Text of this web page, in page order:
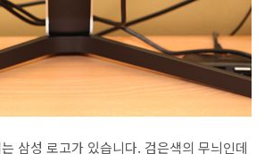
삼성 로고가 있습니다. 검은색의 무늬인데